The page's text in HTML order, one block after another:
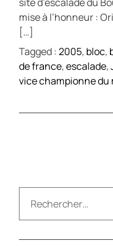
mise à l’honneur :
[…]
Tagged :2005, bloc,
de france,escalade,
vice championne du
c
h